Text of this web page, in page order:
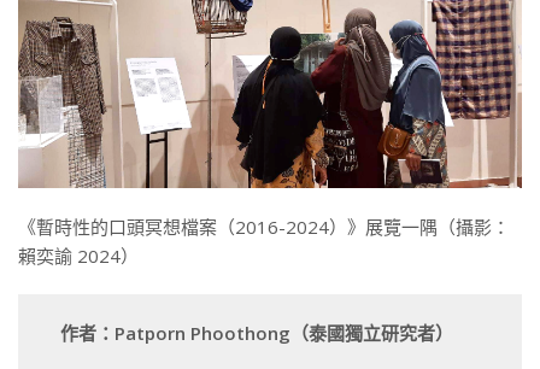
《暫時性的口頭冥想檔案（2016-2024）》展覽一隅（攝影：
賴奕諭 2024）
作者：Patporn Phoothong（泰國獨立研究者）